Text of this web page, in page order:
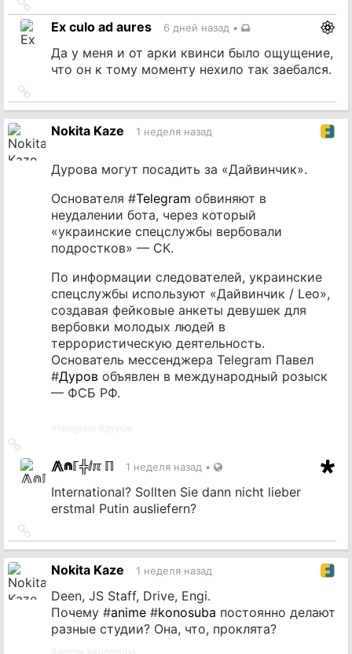
на
источник
Ex culo ad aures 6 дней назад •
Да у меня и от арки квинси было ощущение,
что он к тому моменту нехило так заебался.
на
источник
Nokita Kaze 1 неделя назад
Дурова могут посадить за «Дайвинчик».
Основателя #Telegram обвиняют в
неудалении бота, через который
«украинские спецслужбы вербовали
подростков» — СК.
По информации следователей, украинские
спецслужбы используют «Дайвинчик / Leo»,
создавая фейковые анкеты девушек для
вербовки молодых людей в
террористическую деятельность.
Основатель мессенджера Telegram Павел
#Дуров объявлен в международный розыск
— ФСБ РФ.
на
источник⨇⋒ℾ╬ⅈℼ ℿ 1 неделя назад •
International? Sollten Sie dann nicht lieber
erstmal Putin ausliefern?
на
источник
Nokita Kaze 1 неделя назад
Deen, JS Staff, Drive, Engi.
Почему #anime #konosuba постоянно делают
разные студии? Она, что, проклята?